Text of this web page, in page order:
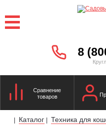
8
Сравнение
товаров
| Каталог | Техника для